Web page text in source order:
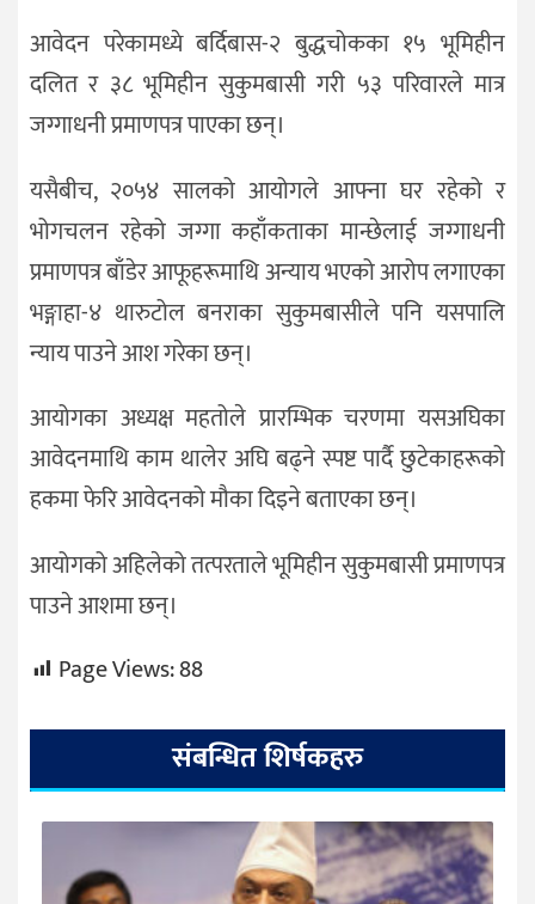
आवेदन परेकामध्ये बर्दिबास-२ बुद्धचोकका १५ भूमिहीन
दलित र ३८ भूमिहीन सुकुमबासी गरी ५३ परिवारले मात्र
जग्गाधनी प्रमाणपत्र पाएका छन्।
यसैबीच, २०५४ सालको आयोगले आफ्ना घर रहेको र
भोगचलन रहेको जग्गा कहाँकताका मान्छेलाई जग्गाधनी
प्रमाणपत्र बाँडेर आफूहरूमाथि अन्याय भएको आरोप लगाएका
भङ्गाहा-४ थारुटोल बनराका सुकुमबासीले पनि यसपालि
न्याय पाउने आश गरेका छन्।
आयोगका अध्यक्ष महतोले प्रारम्भिक चरणमा यसअघिका
आवेदनमाथि काम थालेर अघि बढ्ने स्पष्ट पार्दै छुटेकाहरूको
हकमा फेरि आवेदनको मौका दिइने बताएका छन्।
आयोगको अहिलेको तत्परताले भूमिहीन सुकुमबासी प्रमाणपत्र
पाउने आशमा छन्।
Page Views:88
संबन्धित शिर्षकहरु